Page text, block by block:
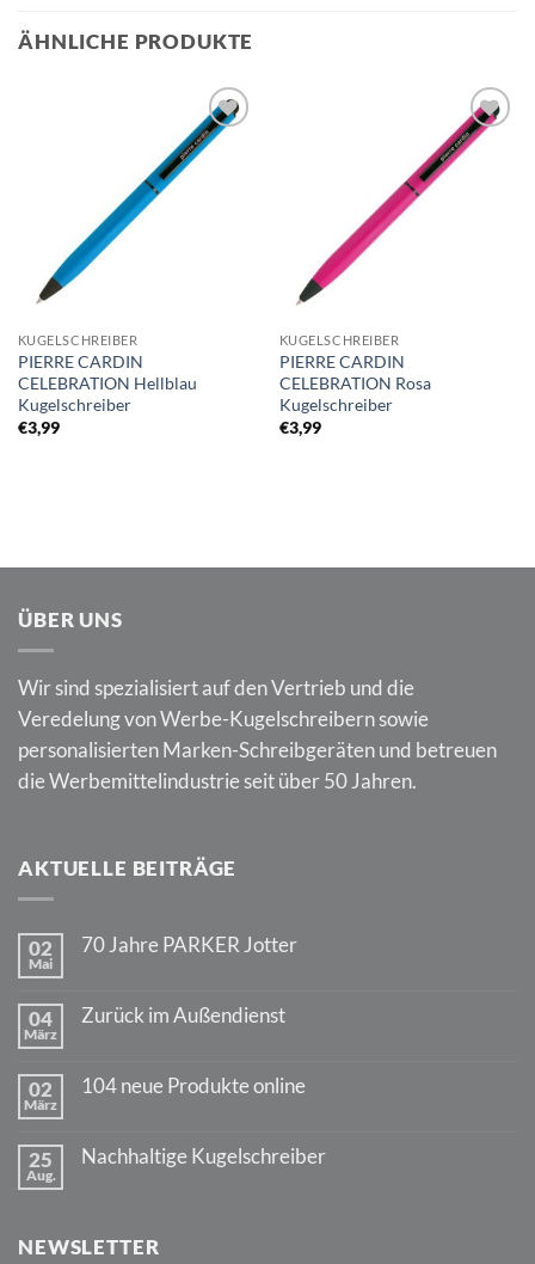
ÄHNLICHE PRODUKTE
Auf die
Merkliste
KUGELSCHREIBER
PIERRE CARDIN
CELEBRATION Hellblau
Kugelschreiber
€3,99
Auf die
Merkliste
KUGELSCHREIBER
PIERRE CARDIN
CELEBRATION Rosa
Kugelschreiber
€3,99
ÜBER UNS
Wir sind spezialisiert auf den Vertrieb und die
Veredelung von Werbe-Kugelschreibern sowie
personalisierten Marken-Schreibgeräten und betreuen
die Werbemittelindustrie seit über 50 Jahren.
AKTUELLE BEITRÄGE
02
Mai
70 Jahre PARKER Jotter
70
04
März
Zurück im Außendienst
Zurück
02
März
104 neue Produkte online
104
25
Aug.
Nachhaltige Kugelschreiber
Kugelschreiber
NEWSLETTER